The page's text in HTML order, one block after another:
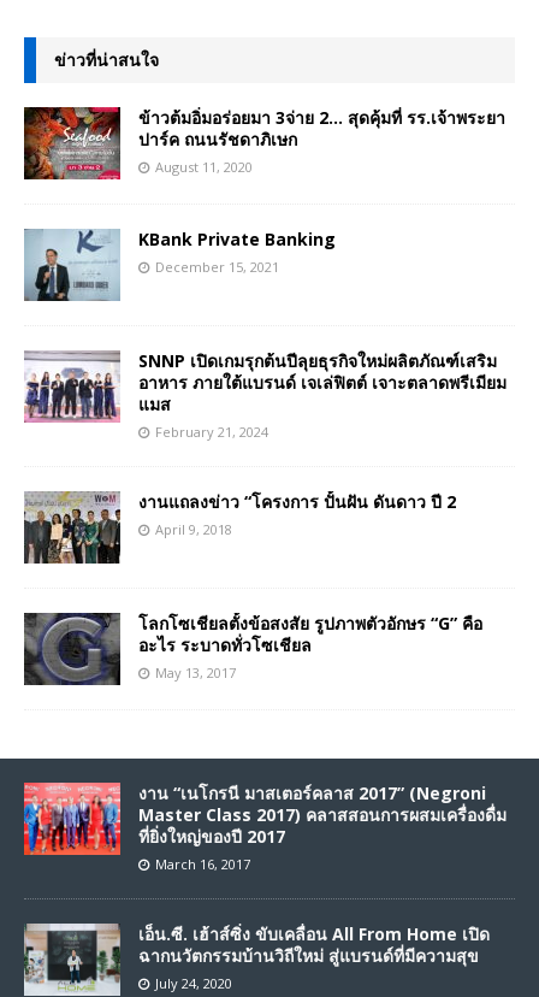
ข่าวที่น่าสนใจ
ข้าวต้มอิ่มอร่อยมา 3จ่าย 2… สุดคุ้มที่ รร.เจ้าพระยา
ปาร์ค ถนนรัชดาภิเษก
August 11, 2020
KBank Private Banking
December 15, 2021
SNNP เปิดเกมรุกต้นปีลุยธุรกิจใหม่ผลิตภัณฑ์เสริม
อาหาร ภายใต้แบรนด์ เจเล่ฟิตต์ เจาะตลาดพรีเมียม
แมส
February 21, 2024
งานแถลงข่าว “โครงการ ปั้นฝัน ดันดาว ปี 2
April 9, 2018
โลกโซเชียลตั้งข้อสงสัย รูปภาพตัวอักษร “G” คือ
อะไร ระบาดทั่วโซเชียล
May 13, 2017
งาน “เนโกรนี มาสเตอร์คลาส 2017” (Negroni
Master Class 2017) คลาสสอนการผสมเครื่องดื่ม
ที่ยิ่งใหญ่ของปี 2017
March 16, 2017
เอ็น.ซี. เฮ้าส์ซิ่ง ขับเคลื่อน All From Home เปิด
ฉากนวัตกรรมบ้านวิถีใหม่ สู่แบรนด์ที่มีความสุข
July 24, 2020